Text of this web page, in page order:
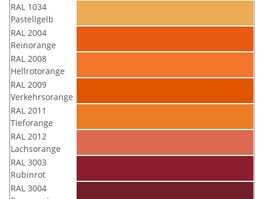
RAL 1034
Pastellgelb
RAL 2004
Reinorange
RAL 2008
Hellrotorange
RAL 2009
Verkehrsorange
RAL 2011
Tieforange
RAL 2012
Lachsorange
RAL 3003
Rubinrot
RAL 3004